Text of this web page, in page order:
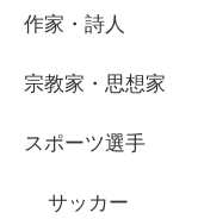
作家・詩人
宗教家・思想家
スポーツ選手
サッカー